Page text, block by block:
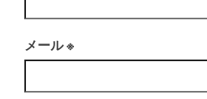
メール※